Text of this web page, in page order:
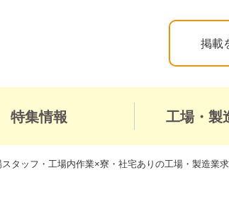
掲載
特集情報 工場・製
タッフ・工場内作業×寮・社宅ありの工場・製造業求